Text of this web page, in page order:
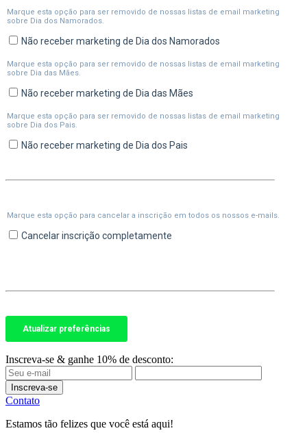
Inscreva-se & ganhe 10% de desconto:
Inscreva-se
Contato
Estamos tão felizes que você está aqui!